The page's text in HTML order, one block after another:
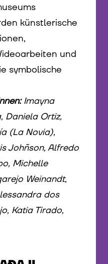
künstlerische
und
symbolische
Imayna
Daniela Ortiz,
(La Novia),
Johñson, Alfredo
Michelle
Weinandt,
dos
Katia Tirado,